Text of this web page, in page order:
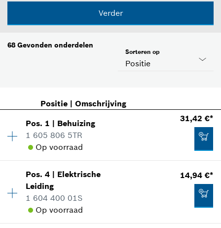
Verder
68 Gevonden onderdelen
Positie
Sorteren op
Positie| Omschrijving
Pos. 1 | Behuizing
1 605 806 5TR
Op voorraad
31,42 €*
Prijsgroep:33
reserveonderdelen informatie
Toepassingsinstructie
Pos.4 | Elektrische
Leiding
1 604 400 01S
Op voorraad
14,94 €*